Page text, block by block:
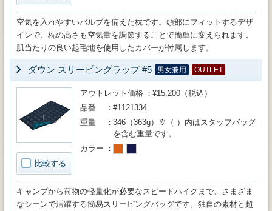
空気を入れやすいバルブを備えた枕です。頭部にフィットするデザ
インで、枕の高さも空気量を調節することで簡単に変えられます。
肌当たりの良い起毛地を使用したカバーが付属します。
ダウン スリーピングラップ #5 男女兼用 OUTLET
比較する
アウトレット価格
¥15,200（税込）
品番
#1121334
重量
346（363g）※（ ）内はスタッフバッグ
を含む重量です。
カラー
キャンプから荷物の軽量化が必要なスピードハイクまで、さまざま
なシーンで活躍する簡易スリーピングバッグです。独自の素材と超